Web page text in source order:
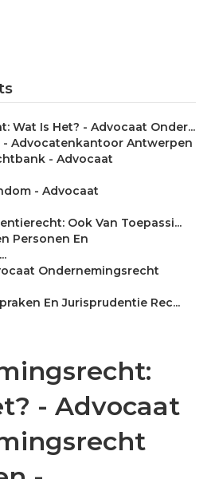
Wat Is Het? - Advocaat Onder...
- Advocatenkantoor Antwerpen
- Advocaat
- Advocaat
​Ook Van Toepassi...
Personen En
Ondernemingsrecht
En Jurisprudentie Rec...
- Advocaat